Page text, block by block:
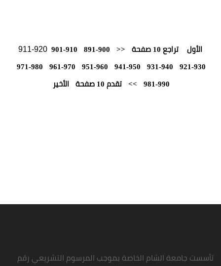
الأول تراجع 10 صفحة <<
891-900
901-910
921-930
931-940
941-950
951-960
961-970
971-980
981-990
>> تقدم 10 صفحة الأخير
تأسست جامعة الشام الخاصة بموجب المرسوم التشريعي رقم